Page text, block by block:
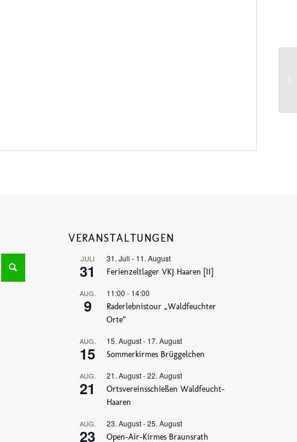
VERANSTALTUNGEN
JULI
31
31. Juli - 11. August
Ferienzeltlager VKJ Haaren [II]
AUG.
9
11:00 - 14:00
Raderlebnistour „Waldfeuchter
Orte“
AUG.
15
15. August- 17. August
Sommerkirmes Brüggelchen
AUG.
21
21. August-22. August
Ortsvereinsschießen Waldfeucht-
Haaren
AUG.
23
23. August-25. August
Open-Air-Kirmes Braunsrath